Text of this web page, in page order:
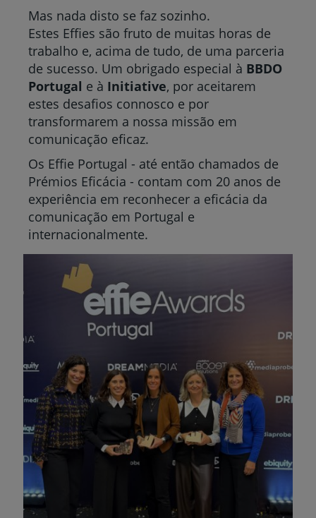
Mas nada disto se faz sozinho.
Estes Effies são fruto de muitas horas de
trabalho e, acima de tudo, de uma parceria
de sucesso. Um obrigado especial à BBDO
Portugal e à Initiative, por aceitarem
estes desafios connosco e por
transformarem a nossa missão em
comunicação eficaz.
Os Effie Portugal - até então chamados de
Prémios Eficácia - contam com 20 anos de
experiência em reconhecer a eficácia da
comunicação em Portugal e
internacionalmente.